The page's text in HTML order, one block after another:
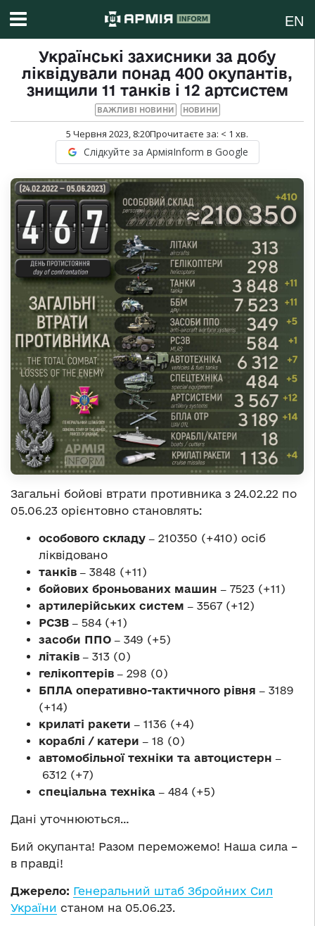
EN
Українські захисники за добу
ліквідували понад 400 окупантів,
знищили 11 танків і 12 артсистем
ВАЖЛИВІ НОВИНИ НОВИНИ
5 Червня 2023, 8:20Прочитаєте за: < 1 хв.
Слідкуйте за АрміяInform в Google
Загальні бойові втрати противника з 24.02.22 по
05.06.23 орієнтовно становлять:
особового складу ‒ 210350 (+410) осіб
ліквідовано
танків ‒ 3848 (+11)
бойових броньованих машин ‒ 7523 (+11)
артилерійських систем ‒ 3567 (+12)
РСЗВ ‒ 584 (+1)
засоби ППО ‒ 349 (+5)
літаків ‒ 313 (0)
гелікоптерів ‒ 298 (0)
БПЛА оперативно-тактичного рівня ‒ 3189
(+14)
крилаті ракети ‒ 1136 (+4)
кораблі / катери ‒ 18 (0)
автомобільної техніки та автоцистерн ‒
6312 (+7)
спеціальна техніка ‒ 484 (+5)
Дані уточнюються…
Бий окупанта! Разом переможемо! Наша сила –
в правді!
Джерело: Генеральний штаб Збройних Сил
України станом на 05.06.23.